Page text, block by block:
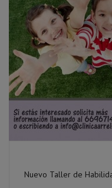
Nuevo Taller de